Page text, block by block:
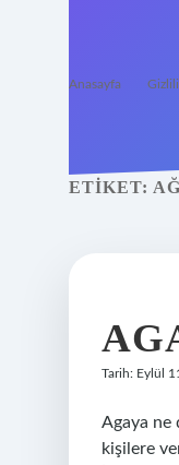
Anasayfa
ETIKET:
Tarih: Eylül
Agaya ne
kişilere